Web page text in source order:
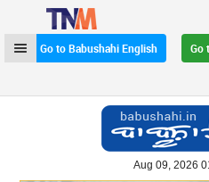
Go to Babushahi English
Go
Aug 09, 2026